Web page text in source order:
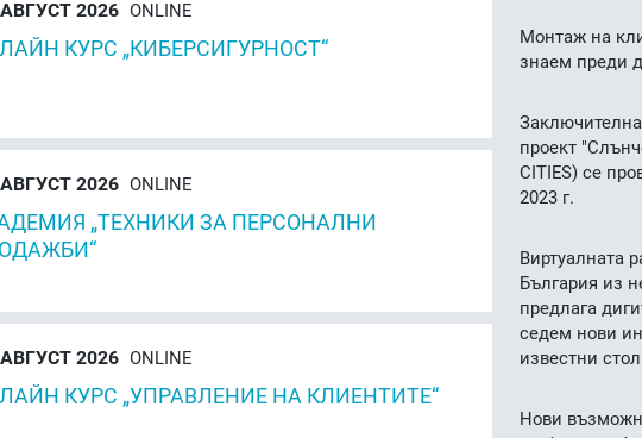
2026 ONLINE
КУРС „КИБЕРСИГУРНОСТ“
2026 ONLINE
„ТЕХНИКИ ЗА ПЕРСОНАЛНИ
2026 ONLINE
КУРС „УПРАВЛЕНИЕ НА КЛИЕНТИТЕ“
Монтаж на
знаем преди
проект
CITIES) се
2023 г.
Виртуалната
България из
предлага
седем нови
известни
Нови